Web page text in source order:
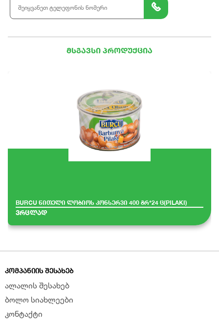
მსგავსი პროდუქცია
BURCU წითელი ლობიოს კონსერვი 400 გრ*24 ც(PILAKI)
ვრცლად
ᲙᲝᲛᲞᲐᲜᲘᲘᲡ ᲨᲔᲡᲐᲮᲔᲑ
ალალის შესახებ
ბოლო სიახლეები
კონტაქტი